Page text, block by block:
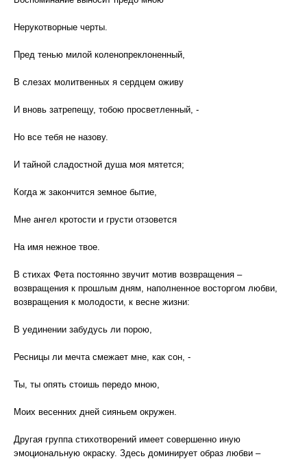
Нерукотворные черты.
Пред тенью милой коленопреклоненный,
В слезах молитвенных я сердцем оживу
И вновь затрепещу, тобою просветленный, -
Но все тебя не назову.
И тайной сладостной душа моя мятется;
Когда ж закончится земное бытие,
Мне ангел кротости и грусти отзовется
На имя нежное твое.
В стихах Фета постоянно звучит мотив возвращения –
возвращения к прошлым дням, наполненное восторгом любви,
возвращения к молодости, к весне жизни:
В уединении забудусь ли порою,
Ресницы ли мечта смежает мне, как сон, -
Ты, ты опять стоишь передо мною,
Моих весенних дней сияньем окружен.
Другая группа стихотворений имеет совершенно иную
эмоциональную окраску. Здесь доминирует образ любви –